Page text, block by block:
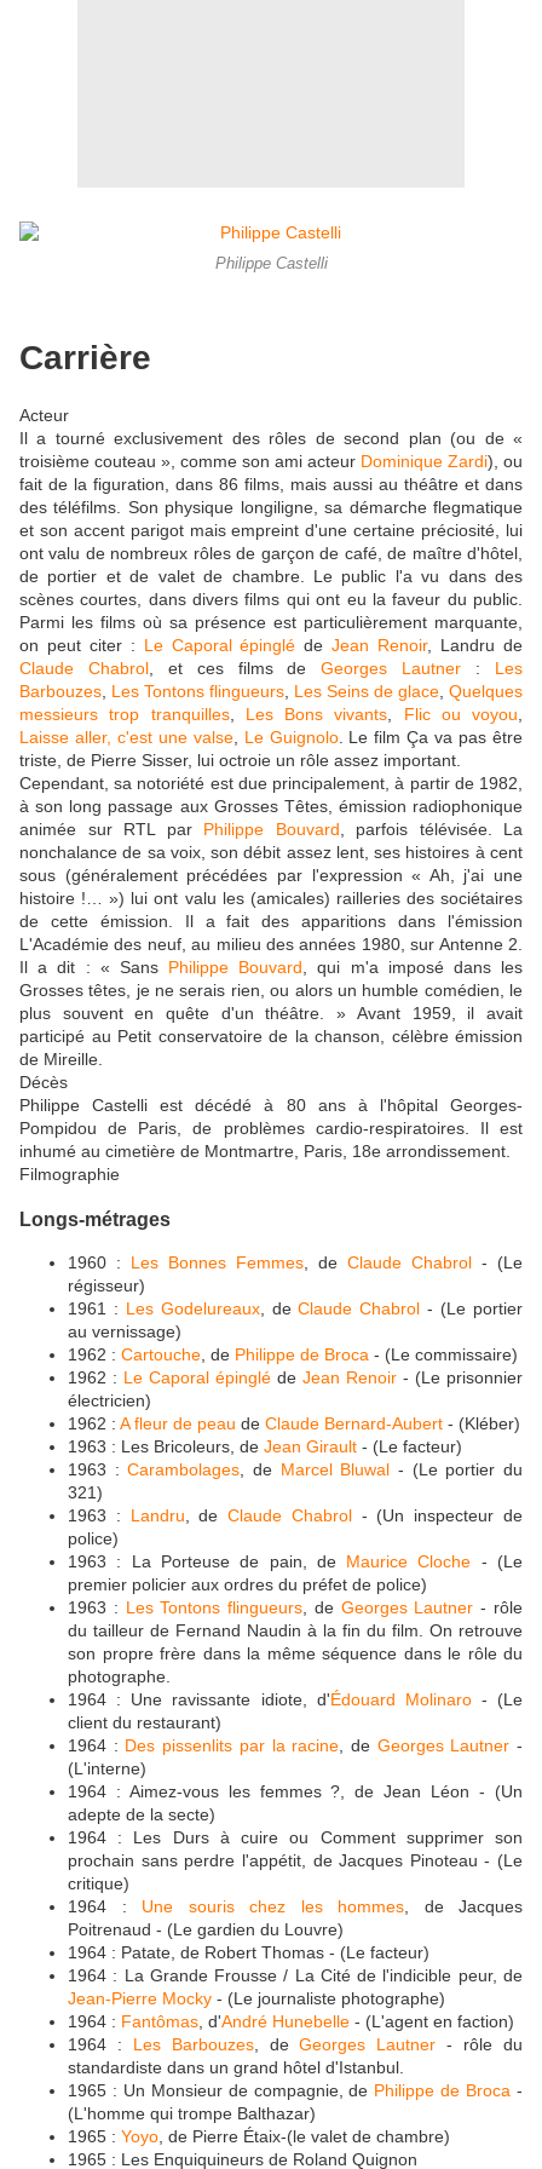
Philippe Castelli
Carrière
Acteur
Il a tourné exclusivement des rôles de second plan (ou de «
troisième couteau », comme son ami acteur Dominique Zardi), ou
fait de la figuration, dans 86 films, mais aussi au théâtre et dans
des téléfilms. Son physique longiligne, sa démarche flegmatique
et son accent parigot mais empreint d'une certaine préciosité, lui
ont valu de nombreux rôles de garçon de café, de maître d'hôtel,
de portier et de valet de chambre. Le public l'a vu dans des
scènes courtes, dans divers films qui ont eu la faveur du public.
Parmi les films où sa présence est particulièrement marquante,
on peut citer : Le Caporal épinglé deJean Renoir, Landru de
Claude Chabrol, et ces films deGeorges Lautner : Les
Barbouzes Les Tontons flingueurs Les Seins de glace Quelques
messieurs trop tranquilles, Les Bons vivants Flic ou voyou
Laisse aller, c'est une valse, Le Guignolo. Le film Ça va pas être
triste, de Pierre Sisser, lui octroie un rôle assez important.
Cependant, sa notoriété est due principalement, à partir de 1982,
à son long passage aux Grosses Têtes, émission radiophonique
animée sur RTL par Philippe Bouvard , parfois télévisée. La
nonchalance de sa voix, son débit assez lent, ses histoires à cent
sous (généralement précédées par l'expression « Ah, j'ai une
histoire !… ») lui ont valu les (amicales) railleries des sociétaires
de cette émission. Il a fait des apparitions dans l'émission
L'Académie des neuf, au milieu des années 1980, sur Antenne 2.
Il a dit : « Sans Philippe Bouvard , qui m'a imposé dans les
Grosses têtes, je ne serais rien, ou alors un humble comédien, le
plus souvent en quête d'un théâtre. » Avant 1959, il avait
participé au Petit conservatoire de la chanson, célèbre émission
de Mireille.
Décès
Philippe Castelli est décédé à 80 ans à l'hôpital Georges-
Pompidou de Paris, de problèmes cardio-respiratoires. Il est
inhumé au cimetière de Montmartre, Paris, 18e arrondissement.
Filmographie
Longs-métrages
1960 : Les Bonnes Femmes, de Claude Chabrol - (Le
régisseur)
1961 : Les Godelureaux, deClaude Chabrol - (Le portier
au vernissage)
1962 : Cartouche, de Philippe de Broca - (Le commissaire)
1962 : Le Caporal épinglé de Jean Renoir - (Le prisonnier
électricien)
1962 : A fleur de peau de Claude Bernard-Aubert - (Kléber)
1963 : Les Bricoleurs, de Jean Girault - (Le facteur)
1963 :Carambolages, de Marcel Bluwal - (Le portier du
321)
1963 : Landru, deClaude Chabrol- (Un inspecteur de
police)
1963 : La Porteuse de pain, de Maurice Cloche - (Le
premier policier aux ordres du préfet de police)
1963 : Les Tontons flingueurs, de Georges Lautner - rôle
du tailleur de Fernand Naudin à la fin du film. On retrouve
son propre frère dans la même séquence dans le rôle du
photographe.
1964 : Une ravissante idiote, d'Édouard Molinaro- (Le
client du restaurant)
1964 : Des pissenlits par la racine, de Georges Lautner -
(L'interne)
1964 : Aimez-vous les femmes ?, de Jean Léon - (Un
adepte de la secte)
1964 : Les Durs à cuire ou Comment supprimer son
prochain sans perdre l'appétit, de Jacques Pinoteau - (Le
critique)
1964 : Une souris chez les hommes, de Jacques
Poitrenaud - (Le gardien du Louvre)
1964 : Patate, de Robert Thomas - (Le facteur)
1964 : La Grande Frousse / La Cité de l'indicible peur, de
Jean-Pierre Mocky - (Le journaliste photographe)
1964 : Fantômas, d'André Hunebelle - (L'agent en faction)
1964 : Les Barbouzes, deGeorges Lautner - rôle du
standardiste dans un grand hôtel d'Istanbul.
1965 : Un Monsieur de compagnie, de Philippe de Broca -
(L'homme qui trompe Balthazar)
1965 : Yoyo, de Pierre Étaix-(le valet de chambre)
1965 : Les Enquiquineurs de Roland Quignon